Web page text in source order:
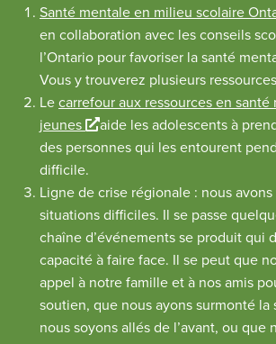
Santé mentale en milieu scolaire
en collaboration avec les conseils
l’Ontario pour favoriser la santé
Vous y trouverez plusieurs
Lecarrefour aux ressources en santé
jeunesL
i
e
n
e
x
t
e
r
n
aide les adolescents à
des personnes qui les entourent
difficile.
Ligne de crise régionale : nous
situations difficiles. Il se passe
chaîne d’événements se produit qui
capacité à faire face. Il se peut que
appel à notre famille et à nos amis
soutien, que nous ayons surmonté
nous soyons allés de l’avant, ou que